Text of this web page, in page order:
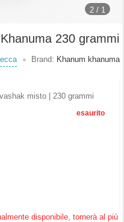
2 / 1
230 grammi
Brand: Khanum khanuma
misto | 230 grammi
esaurito
disponibile, tornerà al più